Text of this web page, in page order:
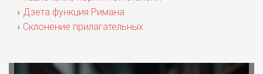
Дзета функция Римана
Склонение прилагательных